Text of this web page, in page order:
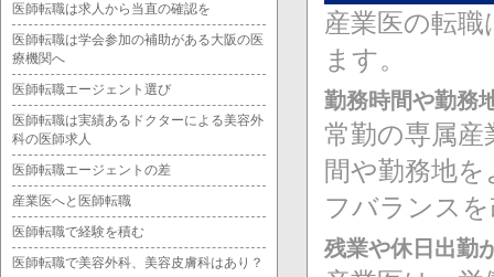
産業医の転
ます。
勤務時間や勤務
常勤の専属
間や勤務地
フバランス
残業や休日出勤
医師転職は求人から当直の確認を
医師転職は学会参加の補助がある大阪の医
療機関へ
医師転職エージェント選び
医師転職は実績あるドクターによる美容外
科の医師求人
医師転職エージェントの差
産業医へと医師転職
医師転職で経験を積む
医師転職で美容外科、美容皮膚科はあり？